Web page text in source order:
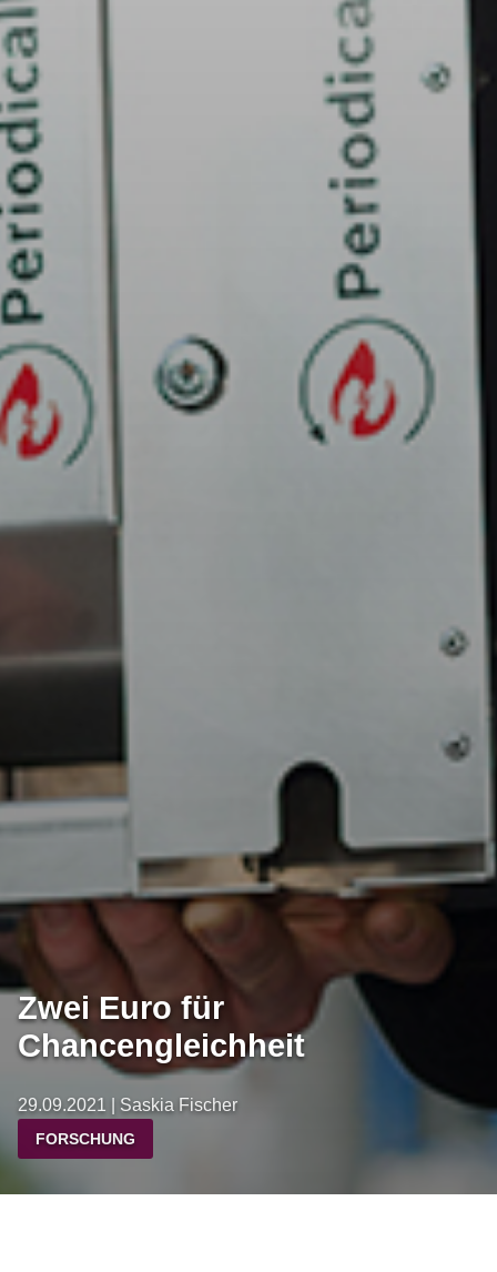
Zwei Euro für
Chancengleichheit
29.09.2021 | Saskia Fischer
FORSCHUNG